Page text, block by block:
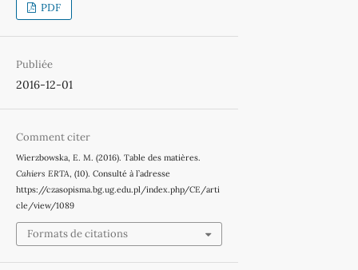
PDF
Publiée
2016-12-01
Comment citer
Wierzbowska, E. M. (2016). Table des matières.
Cahiers ERTA, (10). Consulté à l’adresse
https://czasopisma.bg.ug.edu.pl/index.php/CE/arti
cle/view/1089
Formats de citations